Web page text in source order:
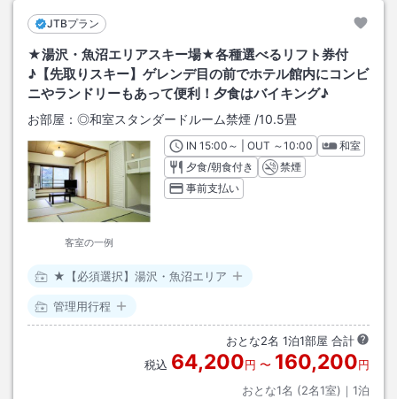
JTBプラン
★湯沢・魚沼エリアスキー場★各種選べるリフト券付
♪【先取りスキー】ゲレンデ目の前でホテル館内にコンビ
ニやランドリーもあって便利！夕食はバイキング♪
お部屋： ◎和室スタンダードルーム禁煙 /10.5畳
客室の一例
INチェックイン
15:00 ～ | OUT チェックアウト
～10:00
和室
夕食/朝食付き
禁煙
事前支払い
★【必須選択】湯沢・魚沼エリア
管理用行程
おとな2名 1泊1部屋 合計
税込 64,200円 〜 160,200円
おとな1名 (2名1室)｜ 1泊